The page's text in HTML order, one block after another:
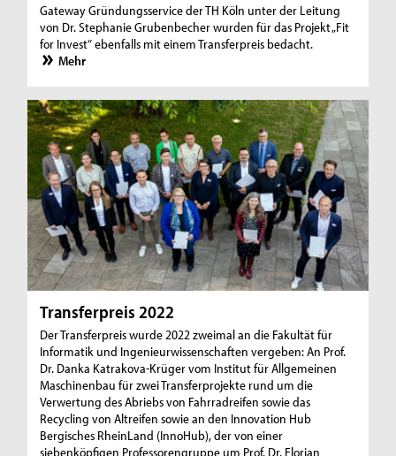
Gateway Gründungsservice der TH Köln unter der Leitung
von Dr. Stephanie Grubenbecher wurden für das Projekt „Fit
for Invest“ ebenfalls mit einem Transferpreis bedacht.
Mehr
Transferpreis 2022
Der Transferpreis wurde 2022 zweimal an die Fakultät für
Informatik und Ingenieurwissenschaften vergeben: An Prof.
Dr. Danka Katrakova-Krüger vom Institut für Allgemeinen
Maschinenbau für zwei Transferprojekte rund um die
Verwertung des Abriebs von Fahrradreifen sowie das
Recycling von Altreifen sowie an den Innovation Hub
Bergisches RheinLand (InnoHub), der von einer
siebenköpfigen Professorengruppe um Prof. Dr. Florian